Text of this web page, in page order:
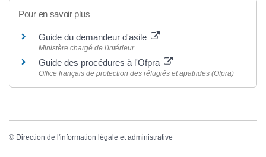
Pour en savoir plus
Guide du demandeur d'asile
Ministère chargé de l'intérieur
Guide des procédures à l'Ofpra
Office français de protection des réfugiés et apatrides (Ofpra)
© Direction de l'information légale et administrative